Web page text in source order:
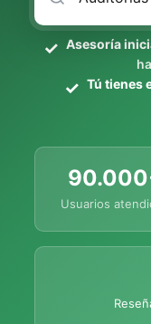
Asesoría
Tú tienes
Usuarios